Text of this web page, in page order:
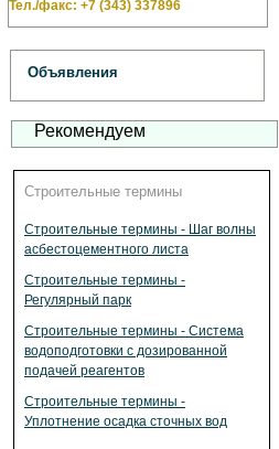
Тел./факс: +7 (343) 337896
Объявления
Рекомендуем
Строительные термины
Строительные термины - Шаг волны
асбестоцементного листа
Строительные термины -
Регулярный парк
Строительные термины - Система
водоподготовки с дозированной
подачей реагентов
Строительные термины -
Уплотнение осадка сточных вод